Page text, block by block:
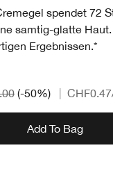
spendet 72
samtig-glatte
Ergebnissen.*
(-50%) CHF0.47
Add To Bag